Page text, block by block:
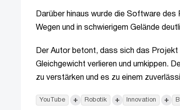
Darüber hinaus wurde die Software
Wegen und in schwierigem Gelände
Der Autor betont, dass sich das Projekt
Gleichgewicht verlieren und umkippen.
zu verstärken und es zu einem
YouTube + Robotik + Innovation +